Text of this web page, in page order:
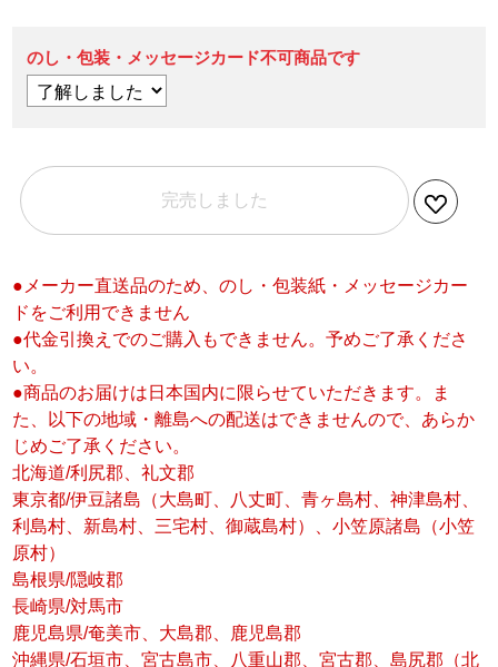
のし・包装・メッセージカード不可商品です
完売しました
●メーカー直送品のため、のし・包装紙・メッセージカー
ドをご利用できません
●代金引換えでのご購入もできません。予めご了承くださ
い。
●商品のお届けは日本国内に限らせていただきます。ま
た、以下の地域・離島への配送はできませんので、あらか
じめご了承ください。
北海道/利尻郡、礼文郡
東京都/伊豆諸島（大島町、八丈町、青ヶ島村、神津島村、
利島村、新島村、三宅村、御蔵島村）、小笠原諸島（小笠
原村）
島根県/隠岐郡
長崎県/対馬市
鹿児島県/奄美市、大島郡、鹿児島郡
沖縄県/石垣市、宮古島市、八重山郡、宮古郡、島尻郡（北